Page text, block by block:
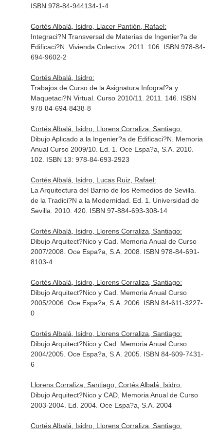
ISBN 978-84-944134-1-4
Cortés Albalá, Isidro, Llacer Pantión, Rafael:
Integraci?N Transversal de Materias de Ingenier?a de
Edificaci?N. Vivienda Colectiva. 2011. 106. ISBN 978-84-
694-9602-2
Cortés Albalá, Isidro:
Trabajos de Curso de la Asignatura Infograf?a y
Maquetaci?N Virtual. Curso 2010/11. 2011. 146. ISBN
978-84-694-8438-8
Cortés Albalá, Isidro, Llorens Corraliza, Santiago:
Dibujo Aplicado a la Ingenier?a de Edificaci?N. Memoria
Anual Curso 2009/10. Ed. 1. Oce Espa?a, S.A. 2010.
102. ISBN 13: 978-84-693-2923
Cortés Albalá, Isidro, Lucas Ruiz, Rafael:
La Arquitectura del Barrio de los Remedios de Sevilla.
de la Tradici?N a la Modernidad. Ed. 1. Universidad de
Sevilla. 2010. 420. ISBN 97-884-693-308-14
Cortés Albalá, Isidro, Llorens Corraliza, Santiago:
Dibujo Arquitect?Nico y Cad. Memoria Anual de Curso
2007/2008. Oce Espa?a, S.A. 2008. ISBN 978-84-691-
8103-4
Cortés Albalá, Isidro, Llorens Corraliza, Santiago:
Dibujo Arquitect?Nico y Cad. Memoria Anual Curso
2005/2006. Oce Espa?a, S.A. 2006. ISBN 84-611-3227-
0
Cortés Albalá, Isidro, Llorens Corraliza, Santiago:
Dibujo Arquitect?Nico y Cad. Memoria Anual Curso
2004/2005. Oce Espa?a, S.A. 2005. ISBN 84-609-7431-
6
Llorens Corraliza, Santiago, Cortés Albalá, Isidro:
Dibujo Arquitect?Nico y CAD, Memoria Anual de Curso
2003-2004. Ed. 2004. Oce Espa?a, S.A. 2004
Cortés Albalá, Isidro, Llorens Corraliza, Santiago: